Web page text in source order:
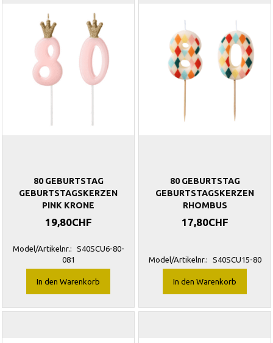
80 GEBURTSTAG
GEBURTSTAGSKERZEN
PINK KRONE
19,80CHF
Model/Artikelnr.:
S40SCU6-80-
081
In den Warenkorb
80 GEBURTSTAG
GEBURTSTAGSKERZEN
RHOMBUS
17,80CHF
Model/Artikelnr.: S40SCU15-80
In den Warenkorb